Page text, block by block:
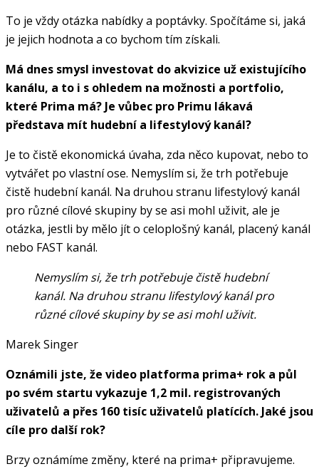
To je vždy otázka nabídky a poptávky. Spočítáme si, jaká
je jejich hodnota a co bychom tím získali.
Má dnes smysl investovat do akvizice už existujícího
kanálu, a to i s ohledem na možnosti a portfolio,
které Prima má? Je vůbec pro Primu lákavá
představa mít hudební a lifestylový kanál?
Je to čistě ekonomická úvaha, zda něco kupovat, nebo to
vytvářet po vlastní ose. Nemyslím si, že trh potřebuje
čistě hudební kanál. Na druhou stranu lifestylový kanál
pro různé cílové skupiny by se asi mohl uživit, ale je
otázka, jestli by mělo jít o celoplošný kanál, placený kanál
nebo FAST kanál.
Nemyslím si, že trh potřebuje čistě hudební
kanál. Na druhou stranu lifestylový kanál pro
různé cílové skupiny by se asi mohl uživit.
Marek Singer
Oznámili jste, že video platforma prima+ rok a půl
po svém startu vykazuje 1,2 mil. registrovaných
uživatelů a přes 160 tisíc uživatelů platících. Jaké jsou
cíle pro další rok?
Brzy oznámíme změny, které na prima+ připravujeme.